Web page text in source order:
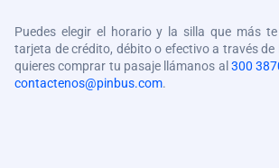
Puedes elegir el horario y la silla que más
tarjeta de crédito, débito o efectivo a través de
quieres comprar tu pasaje llámanos al 300
contactenos@pinbus.com.